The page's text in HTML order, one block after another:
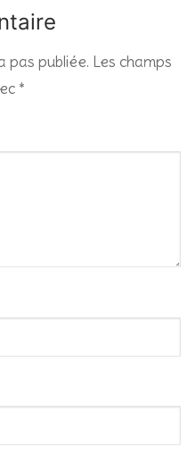
pas publiée. Les champs
*